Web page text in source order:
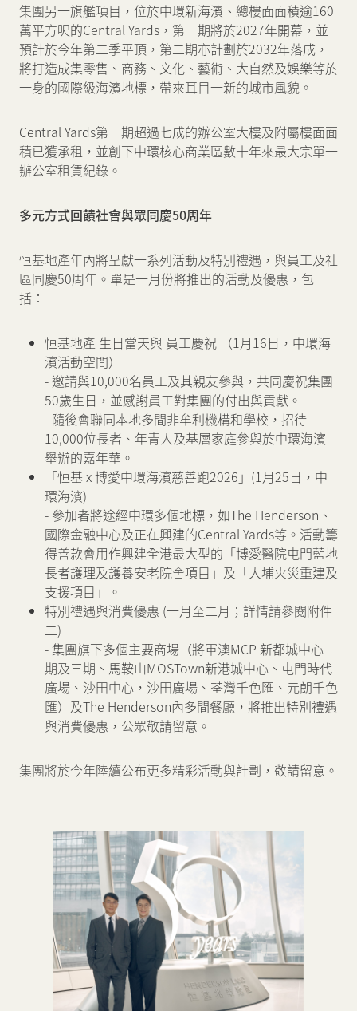
集團另一旗艦項目，位於中環新海濱、總樓面面積逾160
萬平方呎的Central Yards，第一期將於2027年開幕，並
預計於今年第二季平頂，第二期亦計劃於2032年落成，
將打造成集零售、商務、文化、藝術、大自然及娛樂等於
一身的國際級海濱地標，帶來耳目一新的城市風貌。
Central Yards第一期超過七成的辦公室大樓及附屬樓面面
積已獲承租，並創下中環核心商業區數十年來最大宗單一
辦公室租賃紀錄。
多元方式回饋社會與眾同慶50周年
恒基地產年內將呈獻一系列活動及特別禮遇，與員工及社
區同慶50周年。單是一月份將推出的活動及優惠，包
括：
恒基地產 生日當天與 員工慶祝 （1月16日，中環海
濱活動空間）
- 邀請與10,000名員工及其親友參與，共同慶祝集團
50歲生日，並感謝員工對集團的付出與貢獻。
- 隨後會聯同本地多間非牟利機構和學校，招待
10,000位長者、年青人及基層家庭參與於中環海濱
舉辦的嘉年華。
「恒基 x 博愛中環海濱慈善跑2026」(1月25日，中
環海濱)
- 參加者將途經中環多個地標，如The Henderson、
國際金融中心及正在興建的Central Yards等。活動籌
得善款會用作興建全港最大型的「博愛醫院屯門藍地
長者護理及護養安老院舍項目」及「大埔火災重建及
支援項目」。
特別禮遇與消費優惠 (一月至二月；詳情請參閱附件
二)
- 集團旗下多個主要商場（將軍澳MCP 新都城中心二
期及三期、馬鞍山MOSTown新港城中心、屯門時代
廣場、沙田中心，沙田廣場、荃灣千色匯、元朗千色
匯）及The Henderson內多間餐廳，將推出特別禮遇
與消費優惠，公眾敬請留意。
集團將於今年陸續公布更多精彩活動與計劃，敬請留意。